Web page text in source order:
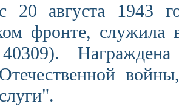
20 августа 1943
фронте, служила